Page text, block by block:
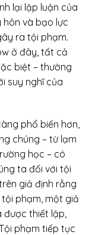
lại lập luận của
hôn và bạo lực
ra tội phạm.
ở đây, tất cả
biệt – thường
suy nghĩ của
phổ biến hơn,
chúng – từ lạm
học – có
ta đối với tội
giả định rằng
phạm, một giả
được thiết lập,
phạm tiếp tục